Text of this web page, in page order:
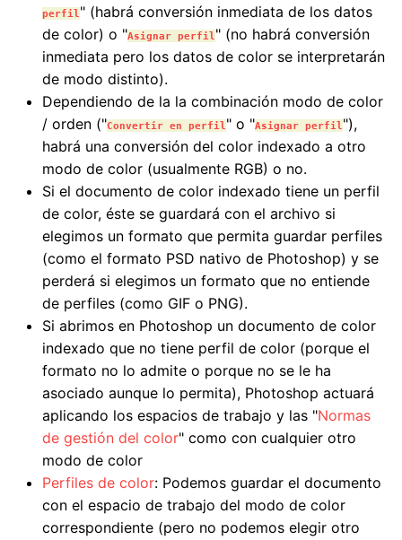
perfil" (habrá conversión inmediata de los datos
de color) o "Asignar perfil" (no habrá conversión
inmediata pero los datos de color se interpretarán
de modo distinto).
Dependiendo de la la combinación modo de color
/ orden ("Convertir en perfil" o "Asignar perfil"),
habrá una conversión del color indexado a otro
modo de color (usualmente RGB) o no.
Si el documento de color indexado tiene un perfil
de color, éste se guardará con el archivo si
elegimos un formato que permita guardar perfiles
(como el formato PSD nativo de Photoshop) y se
perderá si elegimos un formato que no entiende
de perfiles (como GIF o PNG).
Si abrimos en Photoshop un documento de color
indexado que no tiene perfil de color (porque el
formato no lo admite o porque no se le ha
asociado aunque lo permita), Photoshop actuará
aplicando los espacios de trabajo y las "Normas
de gestión del color" como con cualquier otro
modo de color
Perfiles de color: Podemos guardar el documento
con el espacio de trabajo del modo de color
correspondiente (pero no podemos elegir otro